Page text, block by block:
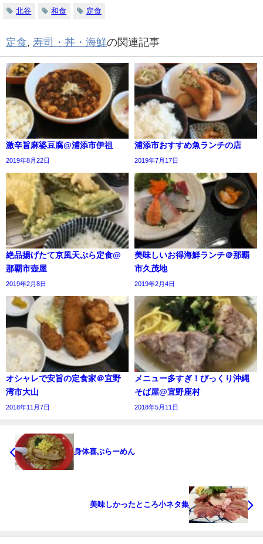
北谷 和食 定食
定食, 寿司・丼・海鮮の関連記事
激辛旨麻婆豆腐@浦添市伊祖
2019年8月22日
浦添市おすすめ魚ランチの店
2019年7月17日
絶品揚げたて京風天ぷら定食@
那覇市壺屋
2019年2月8日
美味しいお得海鮮ランチ＠那覇
市久茂地
2019年2月4日
オシャレで安旨の定食家＠宜野
湾市大山
2018年11月7日
メニュー多すぎ！びっくり沖縄
そば屋@宜野座村
2018年5月11日
身体喜ぶらーめん
美味しかったところ小ネタ集